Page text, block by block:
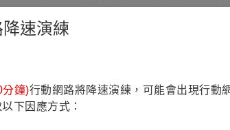
如：富蘭克林系列基金互轉、美盛系列基金互
轉出與轉入基金淨值均為再平衡轉換交易
外基金互轉，將以轉換交易成交當日計算
換時，若遇到「轉出基金」與「轉入基金」
「轉出基金」與「轉入基金淨值」計算日
速演練
分鐘)行動網路將降速演練，可能會出現行動
下因應方式：